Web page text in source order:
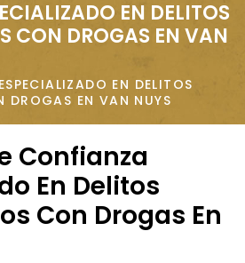
EN DELITOS
CON DROGAS EN VAN
EN DELITOS
DROGAS EN VAN NUYS
Confianza
En Delitos
Con Drogas En